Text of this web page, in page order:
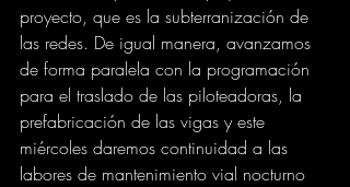
proyecto, que es la subterranización de
las redes. De igual manera, avanzamos
de forma paralela con la programación
para el traslado de las piloteadoras, la
prefabricación de las vigas y este
miércoles daremos continuidad a las
labores de mantenimiento vial nocturno